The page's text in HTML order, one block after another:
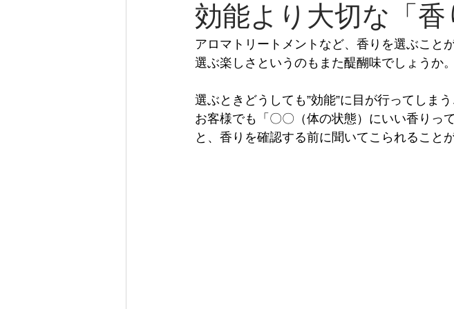
効能より大切な「香
アロマトリートメントなど、香りを選ぶこと
選ぶ楽しさというのもまた醍醐味でしょうか。
選ぶときどうしても”効能”に目が行ってしまう
お客様でも「〇〇（体の状態）にいい香りっ
と、香りを確認する前に聞いてこられること